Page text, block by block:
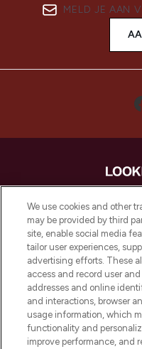
MELD JE AAN
beste
make-up van
Shop online
Do Not Sell
We use cookies and other
may be provided by third
site, enable social media
tailor user experiences,
advertising efforts. These
access and record user
addresses and online
and interactions, browser
usage information, which
functionality and
improve performance, and